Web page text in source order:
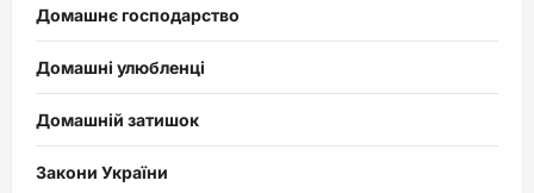
Домашнє господарство
Домашні улюбленці
Домашній затишок
Закони України